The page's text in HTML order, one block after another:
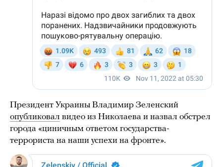
Президент Украины Владимир Зеленский
опубликовал видео из Николаева и назвал обстрел
города «циничным ответом государства-
террориста на наши успехи на фронте».